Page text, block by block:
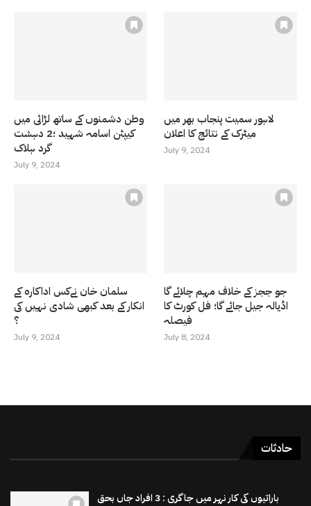
وطن دشمنوں کے ساتھ لڑائی میں
کیپٹن اسامہ شہید ؛2 دہشت
گرد ہلاک
July 9, 2024
لاہور سمیت پنجاب بھر میں
میٹرک کے نتائج کا اعلان
July 9, 2024
سلمان خان نےکس اداکارہ کے
انکار کے بعد کبھی شادی نہیں کی
؟
July 9, 2024
جو ججز کے خلاف مہم چلائے گا
اڈیالہ جیل جائے گا؛ فل کورٹ کا
فیصلہ
July 8, 2024
حادثات
باراتیوں کی کار نہر میں جاگری : 3 افراد جاں بحق